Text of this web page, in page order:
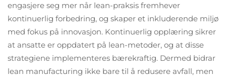
engasjere seg mer når lean-praksis fremhever
kontinuerlig forbedring, og skaper et inkluderende miljø
med fokus på innovasjon. Kontinuerlig opplæring sikrer
at ansatte er oppdatert på lean-metoder, og at disse
strategiene implementeres bærekraftig. Dermed bidrar
lean manufacturing ikke bare til å redusere avfall, men